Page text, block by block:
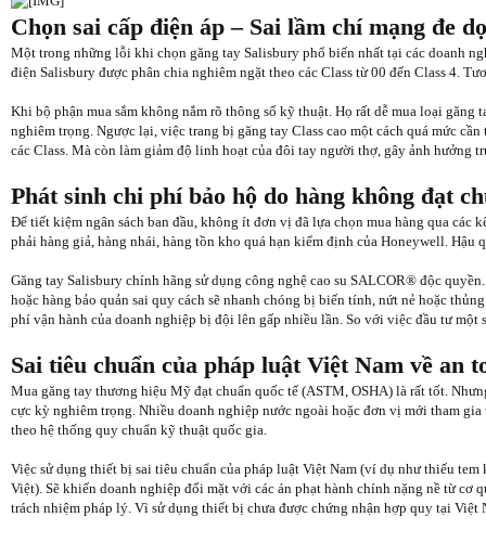
Chọn sai cấp điện áp – Sai lầm chí mạng đe
Một trong những lỗi khi chọn găng tay Salisbury phổ biến nhất tại các doanh
điện Salisbury được phân chia nghiêm ngặt theo các Class từ 00 đến Class 4.
Khi bộ phận mua sắm không nắm rõ thông số kỹ thuật. Họ rất dễ mua loại
nghiêm trọng. Ngược lại, việc trang bị găng tay Class cao một cách quá mức
các Class. Mà còn làm giảm độ linh hoạt của đôi tay người thợ, gây ảnh hưởng
Phát sinh chi phí bảo hộ do hàng không đạt
Để tiết kiệm ngân sách ban đầu, không ít đơn vị đã lựa chọn mua hàng qua các
phải hàng giả, hàng nhái, hàng tồn kho quá hạn kiểm định của Honeywell.
Găng tay Salisbury chính hãng sử dụng công nghệ cao su SALCOR® độc
hoặc hàng bảo quản sai quy cách sẽ nhanh chóng bị biến tính, nứt nẻ hoặc
phí vận hành của doanh nghiệp bị đội lên gấp nhiều lần. So với việc đầu tư một
Sai tiêu chuẩn của pháp luật Việt Nam về an
Mua găng tay thương hiệu Mỹ đạt chuẩn quốc tế (ASTM, OSHA) là rất tốt.
cực kỳ nghiêm trọng. Nhiều doanh nghiệp nước ngoài hoặc đơn vị mới tham
theo hệ thống quy chuẩn kỹ thuật quốc gia.
Việc sử dụng thiết bị sai tiêu chuẩn của pháp luật Việt Nam (ví dụ như thiếu
Việt). Sẽ khiến doanh nghiệp đối mặt với các án phạt hành chính nặng nề từ cơ
trách nhiệm pháp lý. Vì sử dụng thiết bị chưa được chứng nhận hợp quy tại